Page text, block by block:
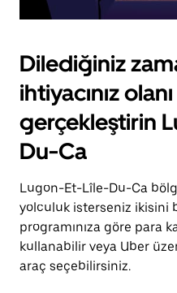
Dilediğiniz
ihtiyacınız
gerçekleştirin
Du-Ca
Lugon-Et-Lîle-Du-Ca
yolculuk isterseniz ikisini
programınıza göre para
kullanabilir veya Uber
araç seçebilirsiniz.